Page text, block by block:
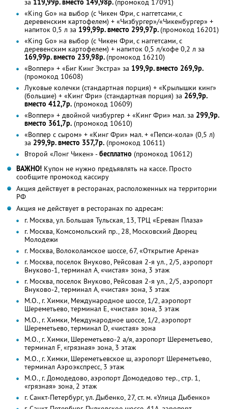
за 119,99р. вместо 149,98р.(промокод 17091)
«King Go» на выбор (с Чикен Фри, с наггетсами, с
деревенским картофелем) + «Чизбургер»/«Чикенбургер» +
напиток 0,5 л за 199,99р. вместо 299,97р.(промокод 16201)
«King Go» на выбор (с Чикен Фри, с наггетсами, с
деревенским картофелем) + напиток 0,5 л/кофе 0,2 л за
169,99р. вместо 239,98р.(промокод 16210)
«Воппер» + «Биг Кинг Экстра» за 199,9р. вместо 269,9р.
(промокод 10608)
Луковые колечки (стандартная порция) + «Крылышки кинг»
(большие) + «Кинг Фри» (стандартная порция) за 269,9р.
вместо 412,7р. (промокод 10609)
«Воппер» + двойной чизбургер + «Кинг Фри» мал. за 299,9р.
вместо 361,7р. (промокод 10610)
«Воппер с сыром» + «Кинг Фри» мал. + «Пепси-кола» (0,5 л)
за 299,9р. вместо 357,7р. (промокод 10611)
Второй «Лонг Чикен» -бесплатно (промокод 10612)
ВАЖНО! Купон не нужно предъявлять на кассе. Просто
сообщите промокод кассиру
Акция действует в ресторанах, расположенных на территории
РФ
Акция не действует в ресторанах по адресам:
г. Москва, ул. Большая Тульская, 13, ТРЦ «Ереван Плаза»
г. Москва, Комсомольский пр., 28, Московский Дворец
Молодежи
г. Москва, Волоколамское шоссе, 67, «Открытие Арена»
г. Москва, поселок Внуково, Рейсовая 2-я ул., 2/5, аэропорт
Внуково-1, терминал A, «чистая» зона, 3 этаж
г. Москва, поселок Внуково, Рейсовая 2-я ул., 2/5, аэропорт
Внуково-2, терминал A, «чистая» зона, 3 этаж
М.О., г. Химки, Международное шоссе, 1/2, аэропорт
Шереметьево, терминал E, «чистая» зона, 3 этаж
М.О., г. Химки, Международное шоссе, 1/2, аэропорт
Шереметьево, терминал D, «чистая» зона
М.О., г. Химки, Шереметьево-2 а/я, аэропорт Шереметьево,
терминал F, «грязная» зона, 3 этаж
М.О., г. Химки, Шереметьевское ш, аэропорт Шереметьево,
терминал Аэроэкспресс, 3 этаж
М.О., г. Домодедово, аэропорт Домодедово тер., стр. 1,
«грязная» зона, 2 этаж
г. Санкт-Петербург, ул. Дыбенко, 27, ст. м. «Улица Дыбенко»